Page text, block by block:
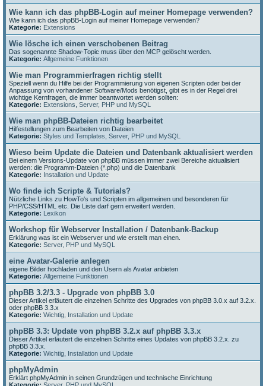
Wie kann ich das phpBB-Login auf meiner Homepage verwenden?
Wie kann ich das phpBB-Login auf meiner Homepage verwenden?
Kategorie: Extensions
Wie lösche ich einen verschobenen Beitrag
Das sogenannte Shadow-Topic muss über den MCP gelöscht werden.
Kategorie: Allgemeine Funktionen
Wie man Programmierfragen richtig stellt
Speziell wenn du Hilfe bei der Programmierung von eigenen Scripten oder bei der
Anpassung von vorhandener Software/Mods benötigst, gibt es in der Regel drei
wichtige Kernfragen, die immer beantwortet werden sollten:
Kategorie: Extensions Server, PHP und MySQL
Wie man phpBB-Dateien richtig bearbeitet
Hilfestellungen zum Bearbeiten von Dateien
Kategorie: Styles und Templates Server, PHP und MySQL
Wieso beim Update die Dateien und Datenbank aktualisiert werden
Bei einem Versions-Update von phpBB müssen immer zwei Bereiche aktualisiert
werden: die Programm-Dateien (*.php) und die Datenbank
Kategorie: Installation und Update
Wo finde ich Scripte & Tutorials?
Nützliche Links zu HowTo's und Scripten im allgemeinen und besonderen für
PHP/CSS/HTML etc. Die Liste darf gern erweitert werden.
Kategorie: Lexikon
Workshop für Webserver Installation / Datenbank-Backup
Erklärung was ist ein Webserver und wie erstellt man einen.
Kategorie: Server, PHP und MySQL
eine Avatar-Galerie anlegen
eigene Bilder hochladen und den Usern als Avatar anbieten
Kategorie: Allgemeine Funktionen
phpBB 3.2/3.3 - Upgrade von phpBB 3.0
Dieser Artikel erläutert die einzelnen Schritte des Upgrades von phpBB 3.0.x auf 3.2.x.
oder phpBB 3.3.x
Kategorie: Wichtig Installation und Update
phpBB 3.3: Update von phpBB 3.2.x auf phpBB 3.3.x
Dieser Artikel erläutert die einzelnen Schritte eines Updates von phpBB 3.2.x. zu
phpBB 3.3.x.
Kategorie: Wichtig Installation und Update
phpMyAdmin
Erklärt phpMyAdmin in seinen Grundzügen und technische Einrichtung